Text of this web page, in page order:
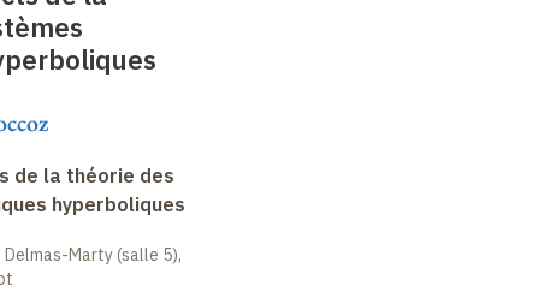
de la théorie des
hyperboliques
Marty (salle 5),